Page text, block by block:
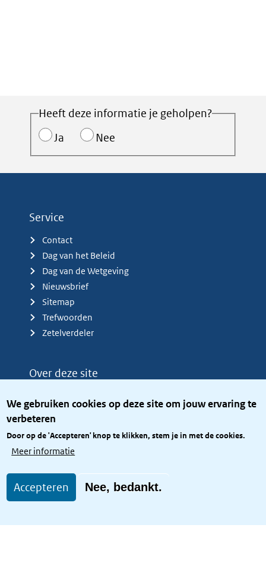
We gebruiken cookies op deze site om jouw ervaring te
verbeteren
Door op de 'Accepteren' knop te klikken, stem je in met de cookies.
Meer informatie
Accepteren Nee, bedankt.
Heeft deze informatie je geholpen?
Ja
Nee
Service
Contact
Dag van het Beleid
Dag van de Wetgeving
Nieuwsbrief
Sitemap
Trefwoorden
Zetelverdeler
Over deze site
Privacy
Toegang site openbaar
Toegankelijkheid